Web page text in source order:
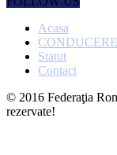
Acasa
CONDUCERE
Statut
Contact
© 2016 Federaţia
rezervate!